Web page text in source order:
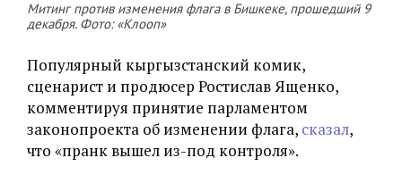
Митинг против изменения флага в Бишкеке, прошедший 9
декабря. Фото:«Клооп»
Популярный кыргызстанский комик,
сценарист и продюсер Ростислав Ященко,
комментируя принятие парламентом
законопроекта об изменении флага, сказал,
что «пранк вышел из-под контроля».